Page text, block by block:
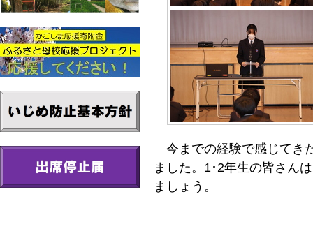
今までの経験で感じてき
ました。1･2年生の皆さん
ましょう。